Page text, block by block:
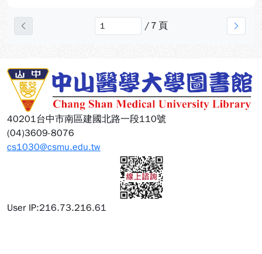
/ 7 頁
40201台中市南區建國北路一段110號
(04)3609-8076
cs1030@csmu.edu.tw
User IP:216.73.216.61